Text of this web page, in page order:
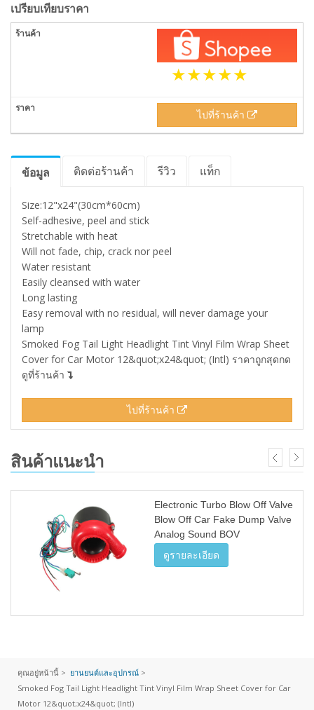
เปรียบเทียบราคา
ไปที่ร้านค้า
ข้อมูล ติดต่อร้านค้า รีวิว แท็ก
Size:12"x24"(30cm*60cm)
Self-adhesive, peel and stick
Stretchable with heat
Will not fade, chip, crack nor peel
Water resistant
Easily cleansed with water
Long lasting
Easy removal with no residual, will never damage your
lamp
Smoked Fog Tail Light Headlight Tint Vinyl Film Wrap Sheet
Cover for Car Motor 12&quot;x24&quot; (Intl) ราคาถูกสุดกด
ดูที่ร้านค้า
ไปที่ร้านค้า
สินค้าแนะนำ
Electronic Turbo Blow Off Valve
Blow Off Car Fake Dump Valve
Analog Sound BOV
ดูรายละเอียด
คุณอยู่หน้านี้ > ยานยนต์และอุปกรณ์ >
Smoked Fog Tail Light Headlight Tint Vinyl Film Wrap Sheet Cover for Car
Motor 12&quot;x24&quot; (Intl)